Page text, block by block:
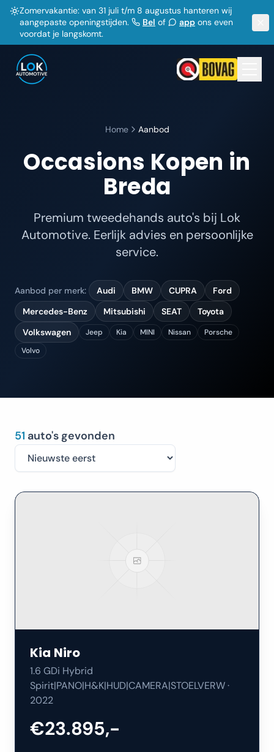
Zomervakantie: van 31 juli t/m 8 augustus hanteren wij
aangepaste openingstijden.
Bel of app ons even
voordat je langskomt.
Home Aanbod
Occasions Kopen in
Breda
Premium tweedehands auto's bij Lok
Automotive. Eerlijk advies en persoonlijke
service.
Aanbod per merk: Audi BMW CUPRA
Ford
Mercedes-Benz
Mitsubishi SEAT
Toyota
Volkswagen
Jeep Kia MINI Nissan
Porsche
Volvo
51 auto's gevonden
Kia Niro
1.6 GDi Hybrid
Spirit|PANO|H&K|HUD|CAMERA|STOELVERW·
2022
€23.895,-